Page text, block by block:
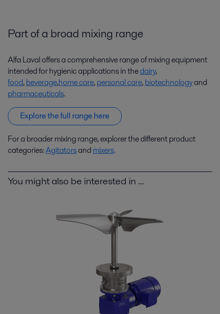
Part of a broad mixing range
Alfa Laval offers a comprehensive range of mixing equipment
intended for hygienic applications in thedairy,
food,beverage,home care,personal care,biotechnologyand
pharmaceuticals.
Explore the full range here
For a broader mixing range, explorer the different product
categories:Agitatorsand mixers.
You might also be interested in ...